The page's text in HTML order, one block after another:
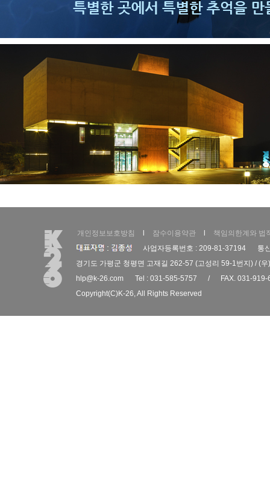
개인정보보호방침 잠수이용약관
책임의한계와 법
사업자등록번호 : 209-81-37194
통
경기도 가평군 청평면 고재길 262-57 (고성리 59-1번지) / (
hlp@k-26.com
Tel : 031-585-5757 /
FAX. 031-919-
Copyright(C)K-26, All Rights Reserved